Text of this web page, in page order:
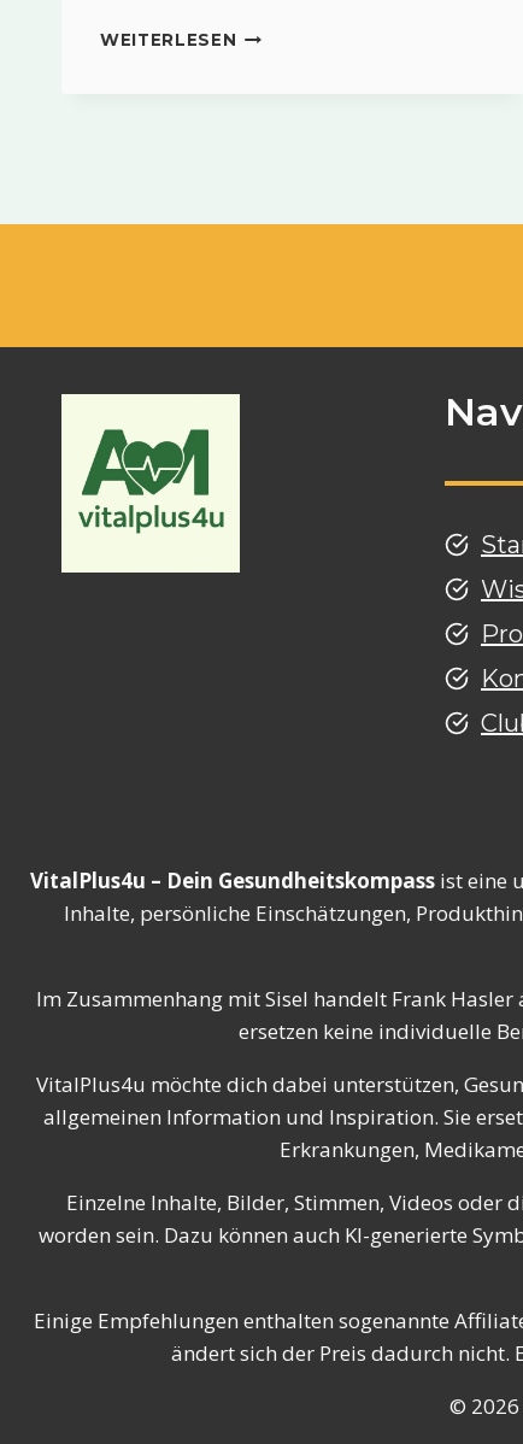
WEITERLESEN SUPRADETOX™
VitalPlus4u – Dein Gesundheitskompassist eine
Inhalte, persönliche Einschätzungen,
Im Zusammenhang mit Sisel handelt Frank Hasler
ersetzen keine individuelle
VitalPlus4u möchte dich dabei unterstützen,
allgemeinen Information und Inspiration. Sie
Erkrankungen,
Einzelne Inhalte, Bilder, Stimmen, Videos
worden sein. Dazu können auch KI-generierte
Einige Empfehlungen enthalten sogenannte
ändert sich der Preis dadurch
© 2026